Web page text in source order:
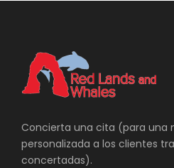
Concierta una cita (para una
personalizada a los clientes
concertadas).